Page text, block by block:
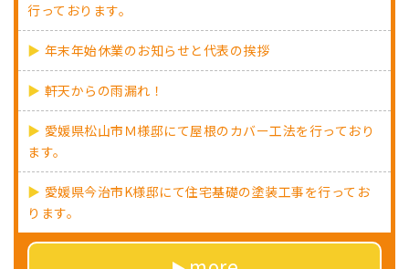
行っております。
年末年始休業のお知らせと代表の挨拶
軒天からの雨漏れ！
愛媛県松山市Ｍ様邸にて屋根のカバー工法を行っており
ます。
愛媛県今治市K様邸にて住宅基礎の塗装工事を行ってお
ります。